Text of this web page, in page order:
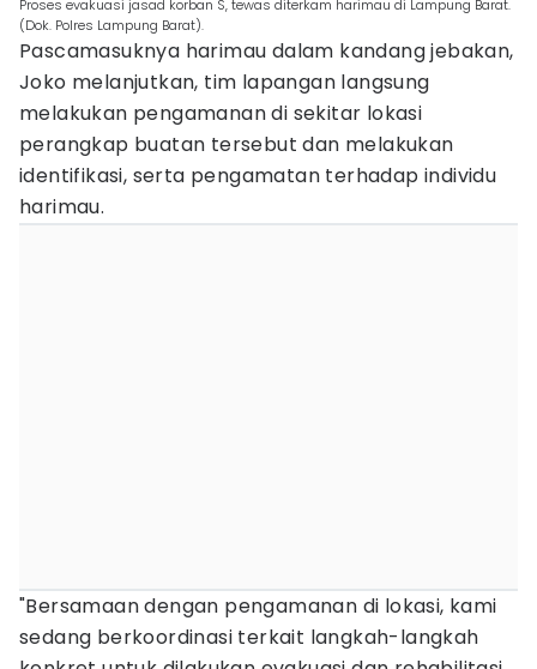
Proses evakuasi jasad korban S, tewas diterkam harimau di Lampung Barat.
(Dok. Polres Lampung Barat).
Pascamasuknya harimau dalam kandang jebakan,
Joko melanjutkan, tim lapangan langsung
melakukan pengamanan di sekitar lokasi
perangkap buatan tersebut dan melakukan
identifikasi, serta pengamatan terhadap individu
harimau.
"Bersamaan dengan pengamanan di lokasi, kami
sedang berkoordinasi terkait langkah-langkah